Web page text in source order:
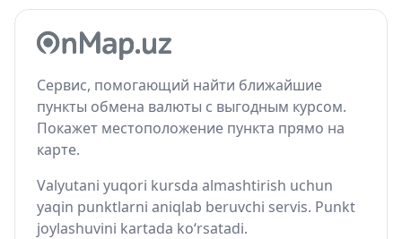
Сервис, помогающий найти ближайшие
пункты обмена валюты с выгодным курсом.
Покажет местоположение пункта прямо на
карте.
Valyutani yuqori kursda almashtirish uchun
yaqin punktlarni aniqlab beruvchi servis. Punkt
joylashuvini kartada ko‘rsatadi.